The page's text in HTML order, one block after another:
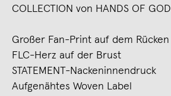
COLLECTION von HANDS OF GOD
Großer Fan-Print auf dem Rücken
FLC-Herz auf der Brust
STATEMENT-Nackeninnendruck
Aufgenähtes Woven Label